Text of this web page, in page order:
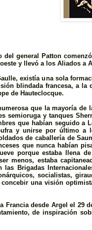
general Patton
y llevó a los Aliados a
existí­a una sola
blindada francesa, a la
de Hauteclocque.
que la mayoría
semioruga y tanques
que habí­an seguido a
y unirse por último a
de caballería de
que nunca habí­an
porque estaba llena
menos, estaba
las Brigadas
socialistas,
una visión
Francia desde Argel el 29
de inspiración